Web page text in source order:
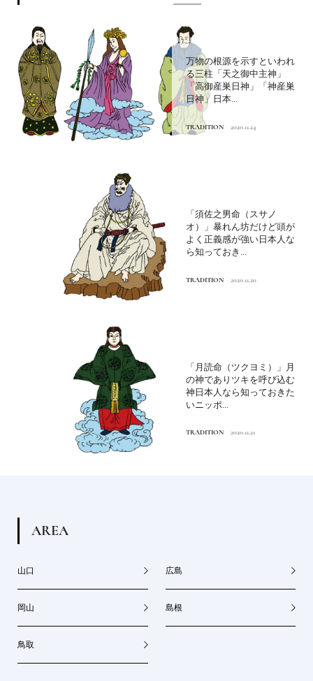
万物の根源を示すといわれ
る三柱「天之御中主神」
「高御産巣日神」「神産巣
日神」日本...
TRADITION 2020.11.24
「須佐之男命（スサノ
オ）」暴れん坊だけど頭が
よく正義感が強い日本人な
ら知っておき...
TRADITION 2020.11.20
「月読命（ツクヨミ）」月
の神でありツキを呼び込む
神日本人なら知っておきた
いニッポ...
TRADITION 2020.11.21
AREA
山口 広島
岡山 島根
鳥取